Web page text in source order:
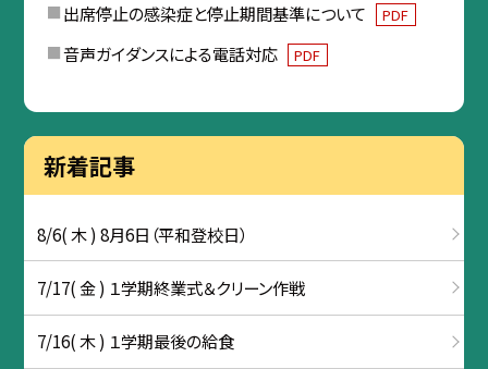
出席停止の感染症と停止期間基準について PDF
音声ガイダンスによる電話対応 PDF
新着記事
8/6( 木 ) 8月6日（平和登校日）
7/17( 金 ) １学期終業式＆クリーン作戦
7/16( 木 ) １学期最後の給食